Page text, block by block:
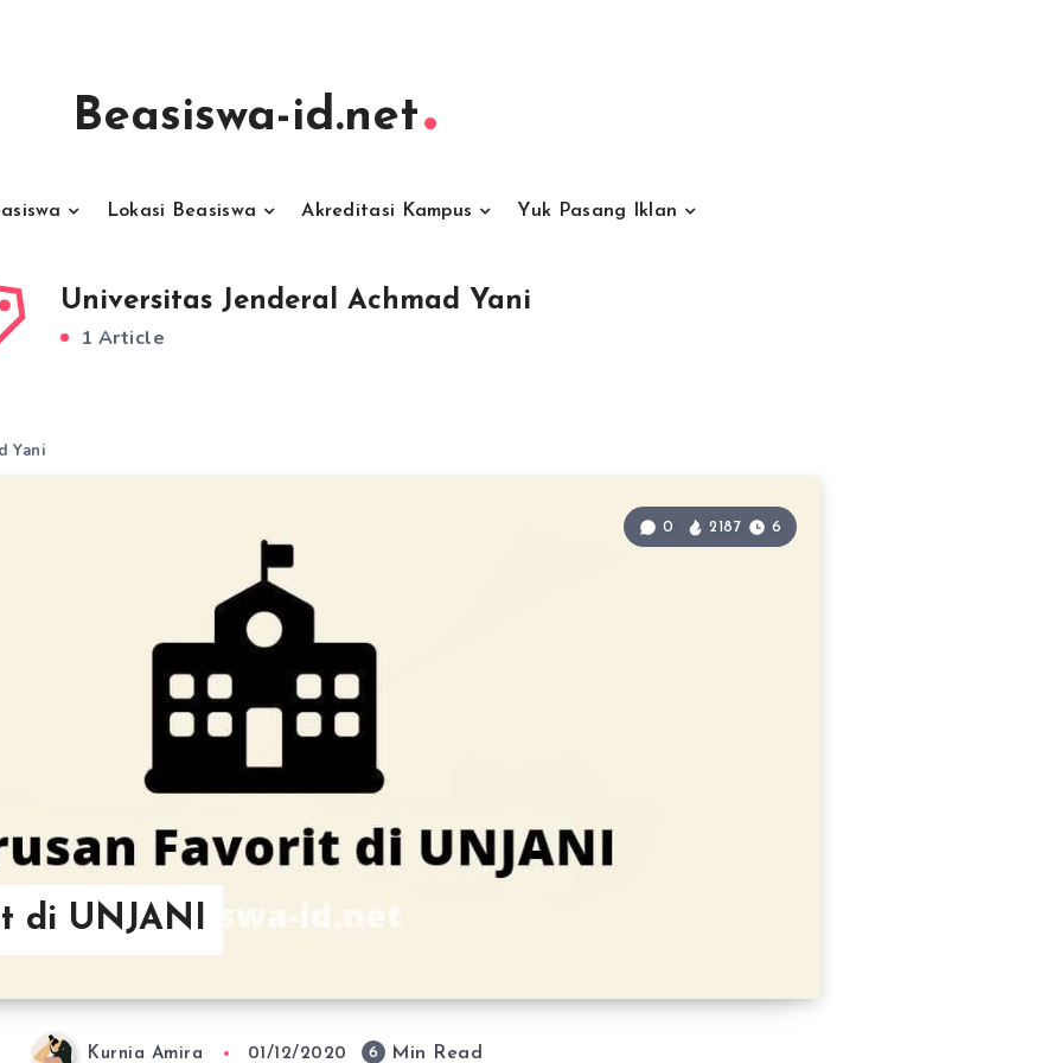
Beasiswa-id.net
Lokasi Beasiswa Akreditasi Kampus Yuk Pasang Iklan
Universitas Jenderal Achmad Yani
1 Article
Yani
di UNJANI
0 2187 6
Kurnia Amira 01/12/2020 6 Min Read